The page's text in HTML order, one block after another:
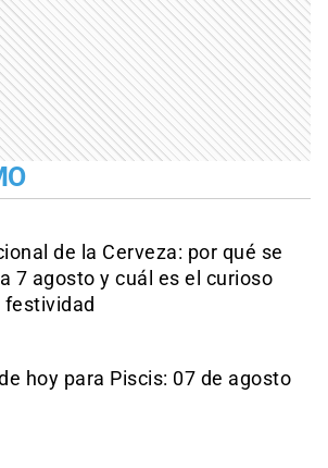
de la Cerveza: por qué se
7 agosto y cuál es el curioso
festividad
hoy para Piscis: 07 de agosto